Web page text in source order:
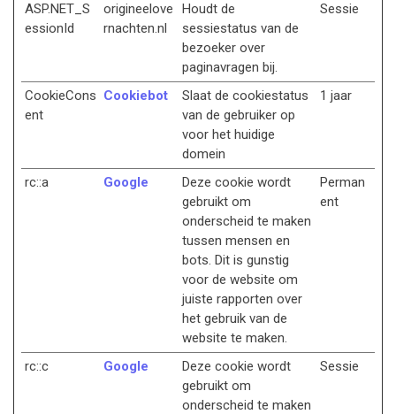
ASP.NET_S
essionId
origineelove
rnachten.nl
Houdt de
sessiestatus van de
bezoeker over
paginavragen bij.
Sessie
CookieCons
ent
Cookiebot
Slaat de cookiestatus
van de gebruiker op
voor het huidige
domein
1 jaar
rc::a Google
Deze cookie wordt
gebruikt om
onderscheid te maken
tussen mensen en
bots. Dit is gunstig
voor de website om
juiste rapporten over
het gebruik van de
website te maken.
Perman
ent
rc::c Google
Deze cookie wordt
gebruikt om
onderscheid te maken
Sessie